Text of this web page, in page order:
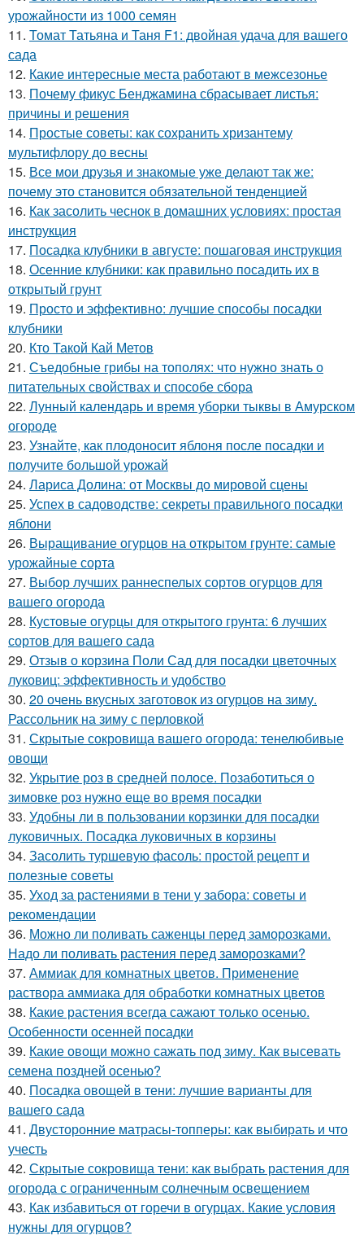
урожайности из 1000 семян
11. Томат Татьяна и Таня F1: двойная удача для вашего
сада
12. Какие интересные места работают в межсезонье
13. Почему фикус Бенджамина сбрасывает листья:
причины и решения
14. Простые советы: как сохранить хризантему
мультифлору до весны
15. Все мои друзья и знакомые уже делают так же:
почему это становится обязательной тенденцией
16. Как засолить чеснок в домашних условиях: простая
инструкция
17. Посадка клубники в августе: пошаговая инструкция
18. Осенние клубники: как правильно посадить их в
открытый грунт
19. Просто и эффективно: лучшие способы посадки
клубники
20. Кто Такой Кай Метов
21. Съедобные грибы на тополях: что нужно знать о
питательных свойствах и способе сбора
22. Лунный календарь и время уборки тыквы в Амурском
огороде
23. Узнайте, как плодоносит яблоня после посадки и
получите большой урожай
24. Лариса Долина: от Москвы до мировой сцены
25. Успех в садоводстве: секреты правильного посадки
яблони
26. Выращивание огурцов на открытом грунте: самые
урожайные сорта
27. Выбор лучших раннеспелых сортов огурцов для
вашего огорода
28. Кустовые огурцы для открытого грунта: 6 лучших
сортов для вашего сада
29. Отзыв о корзина Поли Сад для посадки цветочных
луковиц: эффективность и удобство
30. 20 очень вкусных заготовок из огурцов на зиму.
Рассольник на зиму с перловкой
31. Скрытые сокровища вашего огорода: тенелюбивые
овощи
32. Укрытие роз в средней полосе. Позаботиться о
зимовке роз нужно еще во время посадки
33. Удобны ли в пользовании корзинки для посадки
луковичных. Посадка луковичных в корзины
34. Засолить туршевую фасоль: простой рецепт и
полезные советы
35. Уход за растениями в тени у забора: советы и
рекомендации
36. Можно ли поливать саженцы перед заморозками.
Надо ли поливать растения перед заморозками?
37. Аммиак для комнатных цветов. Применение
раствора аммиака для обработки комнатных цветов
38. Какие растения всегда сажают только осенью.
Особенности осенней посадки
39. Какие овощи можно сажать под зиму. Как высевать
семена поздней осенью?
40. Посадка овощей в тени: лучшие варианты для
вашего сада
41. Двусторонние матрасы-топперы: как выбирать и что
учесть
42. Скрытые сокровища тени: как выбрать растения для
огорода с ограниченным солнечным освещением
43. Как избавиться от горечи в огурцах. Какие условия
нужны для огурцов?